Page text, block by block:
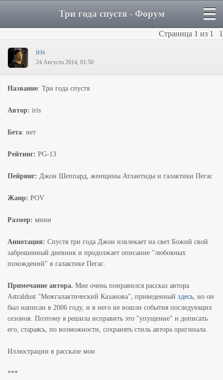
Три года спустя - Форум
Страница 1 из 1 1
iris
24 Августа 2014, 01:50
Название: Три года спустя
Автор: iris
Бета: нет
Рейтинг: PG-13
Пейринг: Джон Шеппард, женщины Атлантиды и галактики Пегас
Жанр: POV
Размер: мини
Аннотация: Спустя три года Джон извлекает на свет Божий свой
заброшенный дневник и продолжает описание "любовных
похождений" в галактике Пегас.
Примечание автора. Мне очень понравился рассказ автора
Astraldust "Межгалактический Казанова", приведенный здесь, но он
был написан в 2006 году, и в него не вошли события последующих
сезонов. Поэтому я решила исправить это "упущение" и дописать
его, стараясь, по возможности, сохранять стиль автора оригинала.
Иллюстрации в рассказе мои
***